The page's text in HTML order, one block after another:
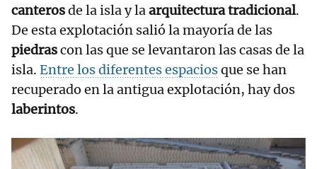
canterosde la isla y laarquitectura tradicional.
De esta explotación salió la mayoría de las
piedrascon las que se levantaron las casas de la
isla. Entre los diferentes espaciosque se han
recuperado en la antigua explotación, hay dos
laberintos.